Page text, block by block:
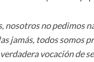
nosotros no pedimos
jamás, todos somos
vocación de